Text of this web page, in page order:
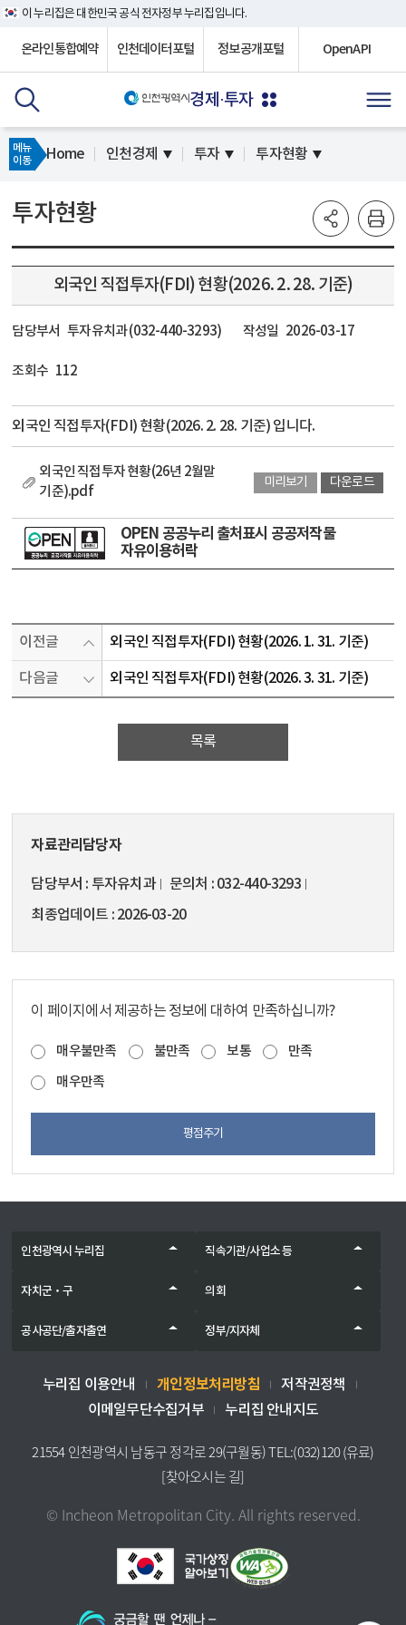
이 누리집은 대한민국 공식 전자정부 누리집입니다.
온라인통합예약 인천데이터포털 정보공개포털 OpenAPI
경제·투자
메뉴
이동
Home 인천경제 투자 투자현황
투자현황
외국인 직접투자(FDI) 현황(2026. 2. 28. 기준)
담당부서 투자유치과 (032-440-3293) 작성일 2026-03-17
조회수 112
외국인 직접투자(FDI) 현황(2026. 2. 28. 기준) 입니다.
외국인 직접투자 현황(26년 2월말
기준).pdf
미리보기 다운로드
OPEN 공공누리 출처표시 공공저작물
자유이용허락
이전글 외국인 직접투자(FDI) 현황(2026. 1. 31. 기준)
다음글 외국인 직접투자(FDI) 현황(2026. 3. 31. 기준)
목록
자료관리담당자
담당부서 투자유치과 문의처
032-440-3293
최종업데이트
2026-03-20
이 페이지에서 제공하는 정보에 대하여 만족하십니까?
매우불만족 불만족 보통
만족
매우만족
평점주기
인천광역시 누리집 직속기관/사업소 등
자치군‧구 의회
공사공단/출자출연 정부/지자체
누리집 이용안내 개인정보처리방침
저작권정책
이메일무단수집거부
누리집 안내지도
21554 인천광역시 남동구 정각로 29(구월동) TEL:(032)120 (유료)
[찾아오시는 길]
© Incheon Metropolitan City. All rights reserved.